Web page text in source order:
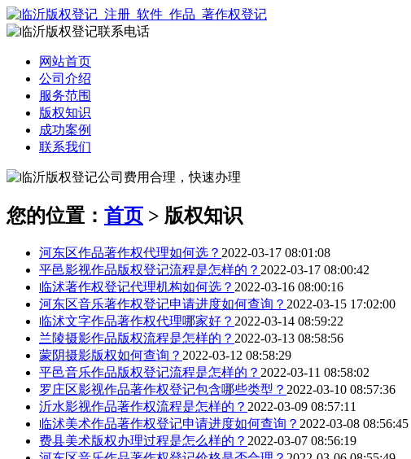
网站首页
公司介绍
服务范围
版权知识
成功案例
联系我们
您的位置： 首页 > 版权知识
河东区作品著作权代理如何选？ 2022-03-17 08:01:08
平邑影视作品版权登记流程是怎样的？ 2022-03-17 08:00:42
临沭著作权登记代理机构如何选？ 2022-03-16 08:00:16
河东区音乐著作权登记申请进度如何查询？ 2022-03-15 17:02:00
临沭文字作品著作权代理哪家好？ 2022-03-14 08:59:22
兰陵摄影作品版权流程是怎样的？ 2022-03-13 08:58:56
蒙阴摄影版权如何查询？ 2022-03-12 08:58:29
平邑音乐作品版权登记流程是怎样的？ 2022-03-11 08:58:02
罗庄区影视作品著作权登记包含哪些类型？ 2022-03-10 08:57:36
沂水影视作品著作权流程是怎样的？ 2022-03-09 08:57:11
临沭美术作品著作权登记申请进度如何查询？ 2022-03-08 08:56:45
费县美术版权办理过程是怎么样的？ 2022-03-07 08:56:19